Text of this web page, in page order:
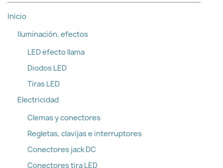
Inicio
Iluminación, efectos
LED efecto llama
Diodos LED
Tiras LED
Electricidad
Clemas y conectores
Regletas, clavijas e interruptores
Conectores jack DC
Conectores tira LED